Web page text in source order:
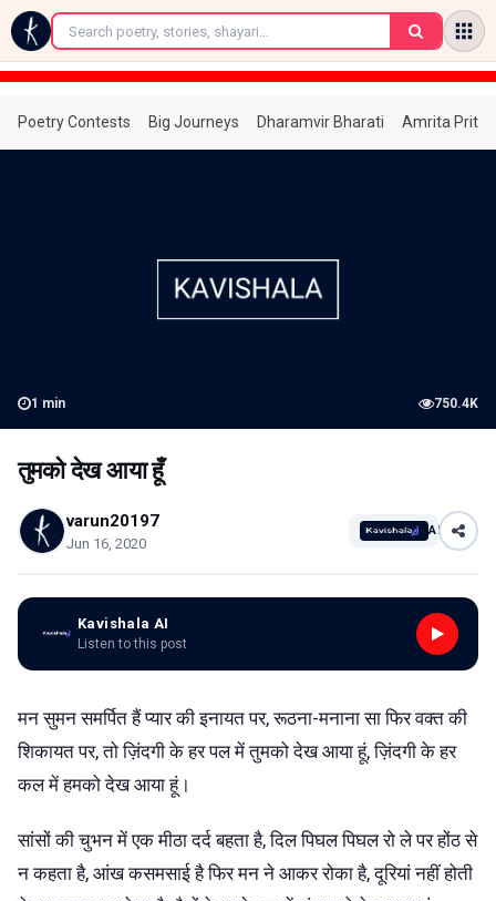
←
Poetry Contests Big Journeys Dharamvir Bharati Amrita
1 min 750.4K
तुमको देख आया हूँ
varun20197
Jun 16, 2020
AI
Kavishala AI
Listen to this post
मन सुमन समर्पित हैं प्यार की इनायत पर, रूठना-मनाना सा फिर वक्त की
शिकायत पर, तो ज़िंदगी के हर पल में तुमको देख आया हूं, ज़िंदगी के हर
कल में हमको देख आया हूं।
सांसों की चुभन में एक मीठा दर्द बहता है, दिल पिघल पिघल रो ले पर होंठ से
न कहता है, आंख कसमसाई है फिर मन ने आकर रोका है, दूरियां नहीं होती